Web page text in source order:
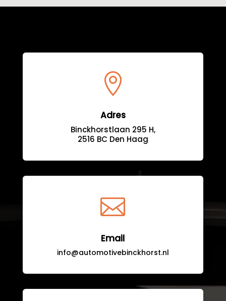

Adres
Binckhorstlaan 295 H,
2516 BC Den Haag

Email
info@automotivebinckhorst.nl